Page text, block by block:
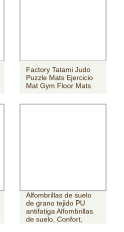
Factory Tatami Judo
Puzzle Mats Ejercicio
Mat Gym Floor Mats
Alfombrillas de suelo
de grano tejido PU
antifatiga Alfombrillas
de suelo, Confort,